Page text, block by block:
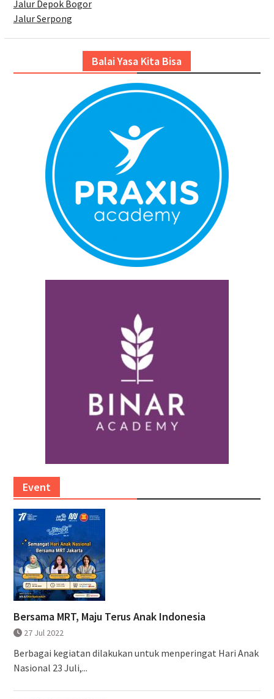
Jalur Depok Bogor
Jalur Serpong
Balai Yasa Kita Bisa
Event
Bersama MRT, Maju Terus Anak Indonesia
27 Jul 2022
Berbagai kegiatan dilakukan untuk menperingat Hari Anak
Nasional 23 Juli,...